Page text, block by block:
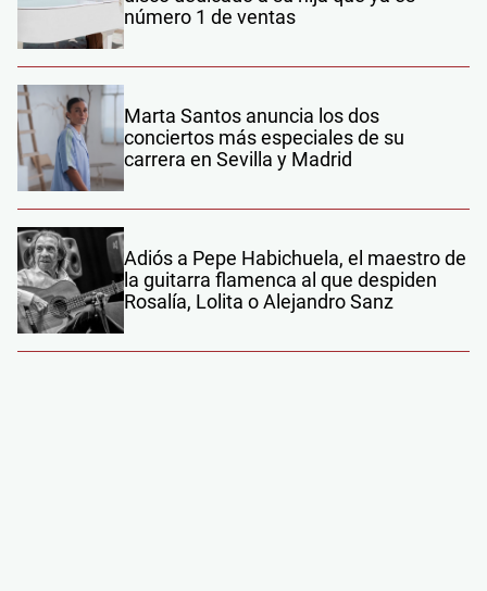
número 1 de ventas
Marta Santos anuncia los dos
conciertos más especiales de su
carrera en Sevilla y Madrid
Adiós a Pepe Habichuela, el maestro de
la guitarra flamenca al que despiden
Rosalía, Lolita o Alejandro Sanz